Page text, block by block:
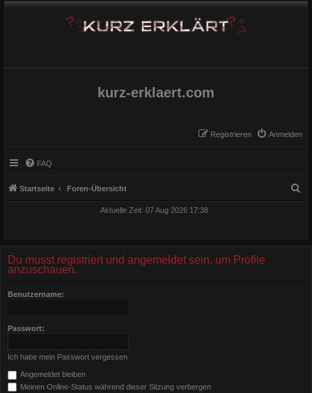
kurz-erklaert.com
Anmelden
Registrieren
FAQ
Startseite Foren-Übersicht
Aktuelle Zeit: 07 Aug 2026 17:38
Du musst registriert und angemeldet sein, um Profile
anzuschauen.
Benutzername:
Passwort:
Ich habe mein Passwort vergessen
Angemeldet bleiben
Meinen Online-Status während dieser Sitzung verbergen